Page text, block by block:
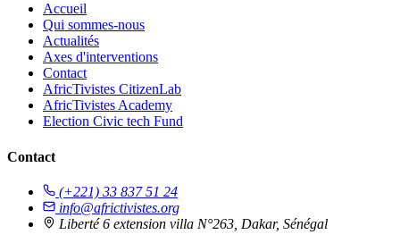
Accueil
Qui sommes-nous
Actualités
Axes d'interventions
Contact
AfricTivistes CitizenLab
AfricTivistes Academy
Election Civic tech Fund
Contact
(+221) 33 837 51 24
info@africtivistes.org
Liberté 6 extension villa N°263, Dakar, Sénégal